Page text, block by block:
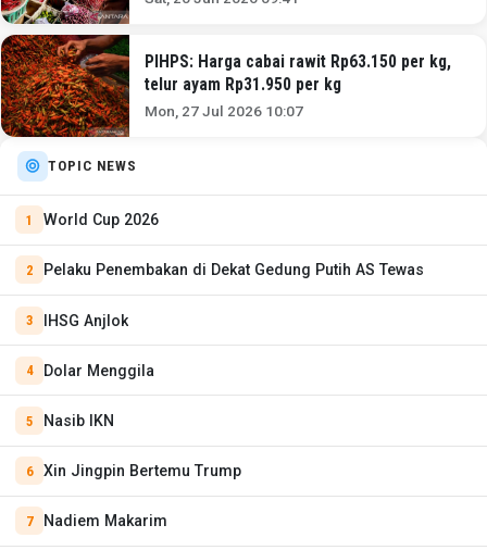
PIHPS: Harga cabai rawit Rp63.150 per kg,
telur ayam Rp31.950 per kg
Mon, 27 Jul 2026 10:07
TOPIC NEWS
World Cup 2026
Pelaku Penembakan di Dekat Gedung Putih AS Tewas
IHSG Anjlok
Dolar Menggila
Nasib IKN
Xin Jingpin Bertemu Trump
Nadiem Makarim